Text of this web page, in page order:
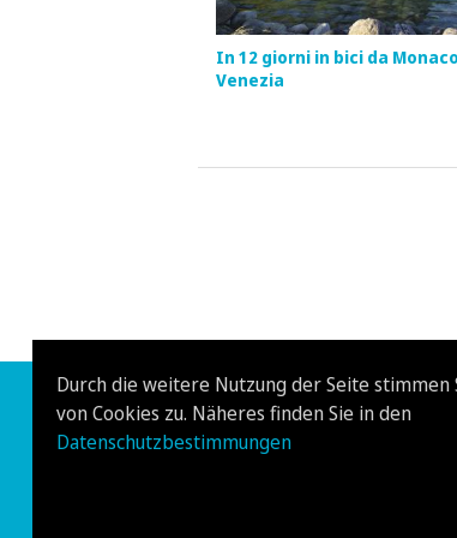
In 12 giorni in bici da
Venezia
Informazioni sul
Das Projekt
Durch die weitere Nutzung der Seite stimmen
von Cookies zu. Näheres finden Sie in den
Datenschutzbestimmungen